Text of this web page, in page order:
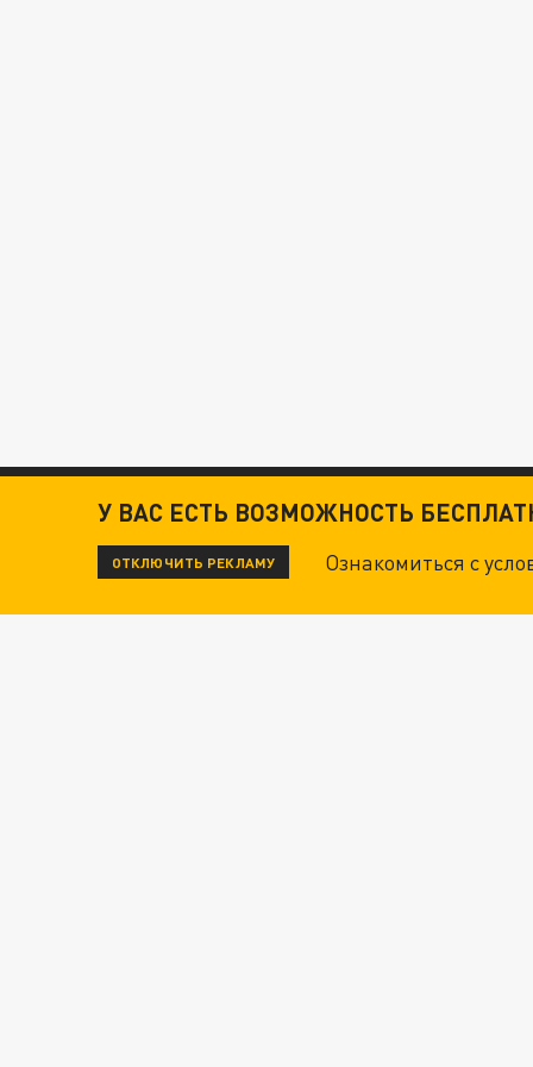
У ВАС ЕСТЬ ВОЗМОЖНОСТЬ
ОТКЛЮЧИТЬ РЕКЛАМУ Ознакомиться с